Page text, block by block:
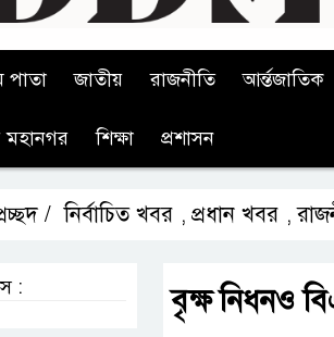
পাতা জাতীয় রাজনীতি আর্ন্তজাতিক
মহানগর শিক্ষা প্রশাসন
/ নির্বাচিত খবর , প্রধান খবর ,
বৃক্ষ নিধনও
: